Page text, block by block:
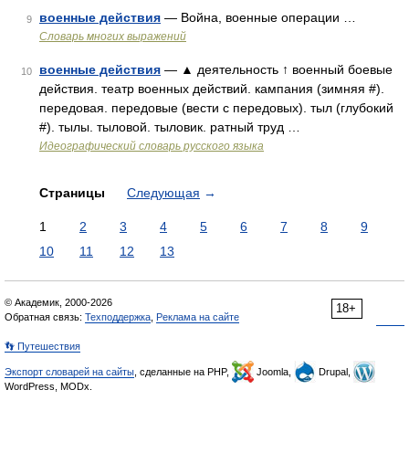
9 военные действия — Война, военные операции …
Словарь многих выражений
10 военные действия — ▲ деятельность ↑ военный боевые
действия. театр военных действий. кампания (зимняя #).
передовая. передовые (вести с передовых). тыл (глубокий
#). тылы. тыловой. тыловик. ратный труд …
Идеографический словарь русского языка
Страницы Следующая →
1 2 3 4 5 6 7 8
9
10
11 12 13
18+
© Академик, 2000-2026
Обратная связь: Техподдержка Реклама на сайте
👣 Путешествия
Экспорт словарей на сайты , сделанные на PHP, Joomla,
Drupal,
WordPress, MODx.